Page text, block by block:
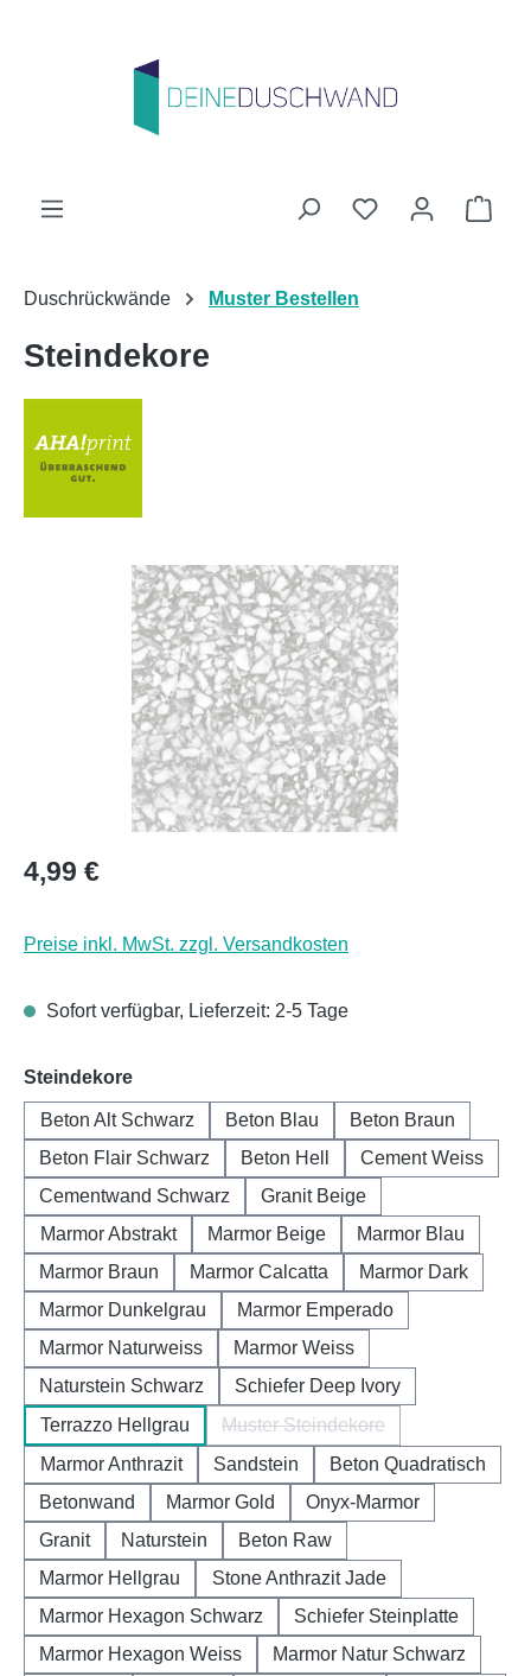
Du hast 0
Duschrückwände Muster Bestellen
Steindekore
Regulärer Preis:
4,99 €
Preise inkl. MwSt. zzgl. Versandkosten
Sofort verfügbar, Lieferzeit: 2-5 Tage
Steindekoreauswählen
Beton Alt Schwarz Beton Blau
Beton Braun
Beton Flair Schwarz
Beton Hell
Cement Weiss
Cementwand Schwarz
Granit Beige
Marmor Abstrakt
Marmor Beige
Marmor Blau
Marmor Braun
Marmor Calcatta
Marmor Dark
Marmor Dunkelgrau
Marmor Emperado
Marmor Naturweiss
Marmor Weiss
Naturstein Schwarz
Schiefer Deep Ivory
Terrazzo Hellgrau
Muster Steindekore
Marmor Anthrazit Sandstein
Beton Quadratisch
Betonwand
Marmor Gold
Onyx-Marmor
Granit
Naturstein
Beton Raw
Marmor Hellgrau
Stone Anthrazit Jade
Marmor Hexagon Schwarz
Schiefer Steinplatte
Marmor Hexagon Weiss
Marmor Natur Schwarz